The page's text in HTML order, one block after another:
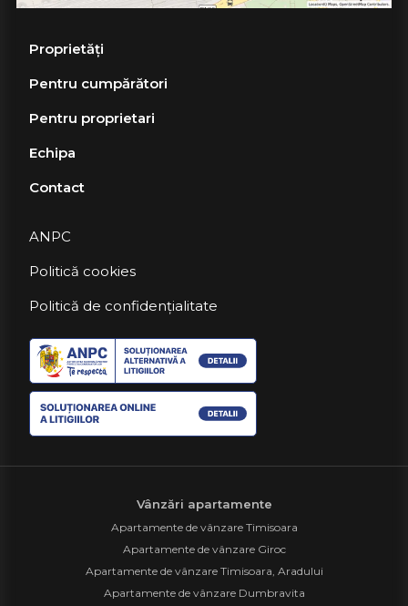
Proprietăți
Pentru cumpărători
Pentru proprietari
Echipa
Contact
ANPC
Politică cookies
Politică de confidențialitate
Vânzări apartamente
Apartamente de vânzare Timisoara
Apartamente de vânzare Giroc
Apartamente de vânzare Timisoara, Aradului
Apartamente de vânzare Dumbravita